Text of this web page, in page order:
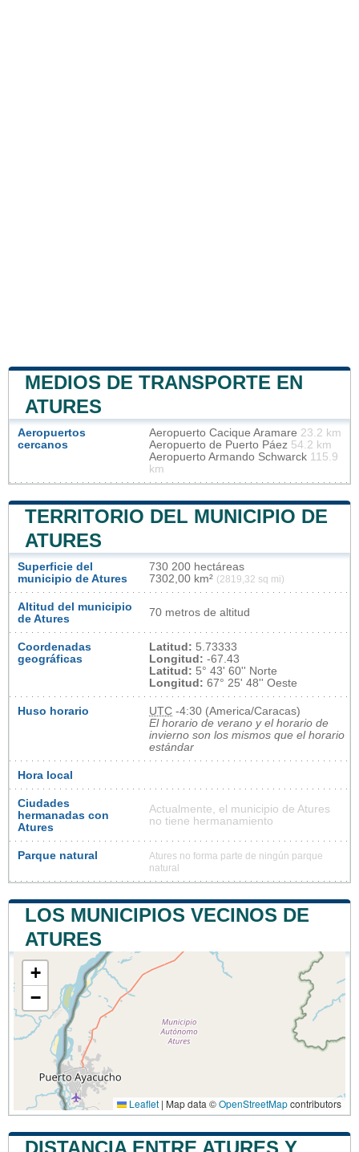
MEDIOS DE TRANSPORTE EN
ATURES
Aeropuertos
cercanos
Aeropuerto Cacique Aramare 23.2 km
Aeropuerto de Puerto Páez 54.2 km
Aeropuerto Armando Schwarck 115.9
km
TERRITORIO DEL MUNICIPIO DE
ATURES
Superficie del
municipio de Atures
730 200 hectáreas
7302,00 km² (2819,32 sq mi)
Altitud del municipio
de Atures
70 metros de altitud
Coordenadas
geográficas
Latitud: 5.73333
Longitud: -67.43
Latitud: 5° 43' 60'' Norte
Longitud: 67° 25' 48'' Oeste
Huso horario UTC -4:30 (America/Caracas)
El horario de verano y el horario de
invierno son los mismos que el horario
estándar
Hora local
Ciudades
hermanadas con
Atures
Actualmente, el municipio de Atures
no tiene hermanamiento
Parque natural
Atures no forma parte de ningún parque
natural
LOS MUNICIPIOS VECINOS DE
ATURES
+
−
Leaflet | Map data ©OpenStreetMapcontributors
DISTANCIA ENTRE ATURES Y